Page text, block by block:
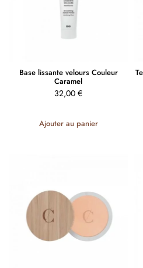
Base lissante velours Couleur
Caramel
32,00 €
Ajouter au panier